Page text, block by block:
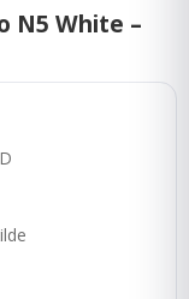
N5 White –